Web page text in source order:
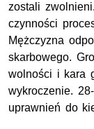
zostali
czynności
Mężczyzna
skarbowego.
wolności i kara
wykroczenie.
uprawnień do